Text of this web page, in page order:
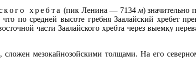
хребта (пик Ленина — 7134 м) значительно
по средней высоте гребня Заалайский хребет
части Заалайского хребта через выемку
мезокайнозойскими толщами. На его